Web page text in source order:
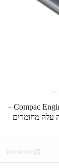
Compac Engineering – 5 Series –
עלה מחומרים
הצג פרטים